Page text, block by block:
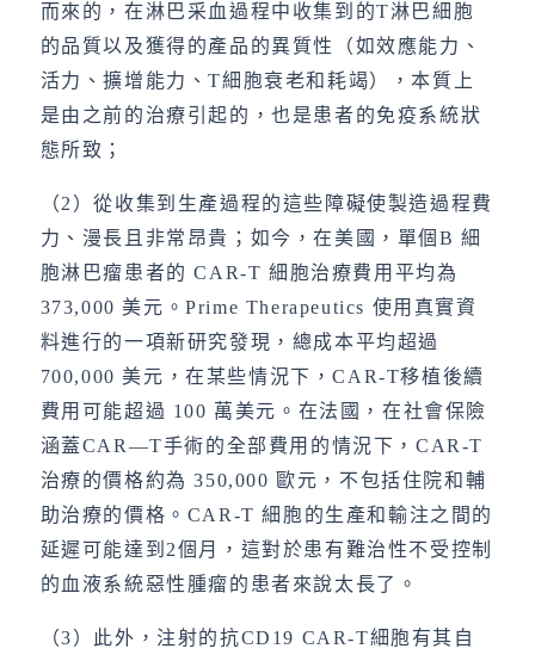
而來的，在淋巴采血過程中收集到的T淋巴細胞
的品質以及獲得的產品的異質性（如效應能力、
活力、擴增能力、T細胞衰老和耗竭），本質上
是由之前的治療引起的，也是患者的免疫系統狀
態所致；
（2）從收集到生產過程的這些障礙使製造過程費
力、漫長且非常昂貴；如今，在美國，單個B 細
胞淋巴瘤患者的 CAR-T 細胞治療費用平均為
373,000 美元。Prime Therapeutics 使用真實資
料進行的一項新研究發現，總成本平均超過
700,000 美元，在某些情況下，CAR-T移植後續
費用可能超過 100 萬美元。在法國，在社會保險
涵蓋CAR—T手術的全部費用的情況下，CAR-T
治療的價格約為 350,000 歐元，不包括住院和輔
助治療的價格。CAR-T 細胞的生產和輸注之間的
延遲可能達到2個月，這對於患有難治性不受控制
的血液系統惡性腫瘤的患者來說太長了。
（3）此外，注射的抗CD19 CAR-T細胞有其自